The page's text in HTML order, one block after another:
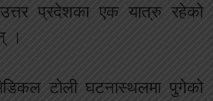
प्रदेशका एक यात्रु रहेको
।
टोली घटनास्थलमा पुगेको